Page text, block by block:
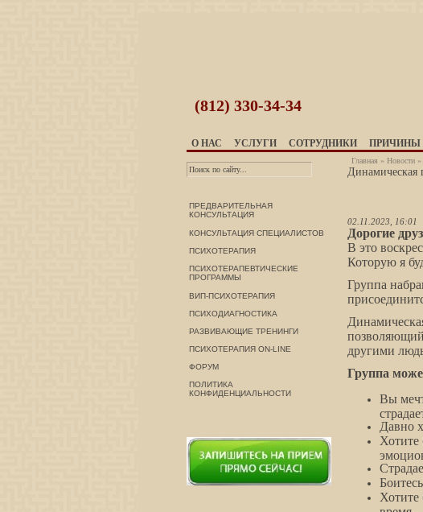
(812) 330-34-34
О НАС УСЛУГИ СОТРУДНИКИ ПРИЧИНЫ
ПРЕДВАРИТЕЛЬНАЯ
КОНСУЛЬТАЦИЯ
КОНСУЛЬТАЦИЯ СПЕЦИАЛИСТОВ
ПСИХОТЕРАПИЯ
ПСИХОТЕРАПЕВТИЧЕСКИЕ
ПРОГРАММЫ
ВИП-ПСИХОТЕРАПИЯ
ПСИХОДИАГНОСТИКА
РАЗВИВАЮЩИЕ ТРЕНИНГИ
ПСИХОТЕРАПИЯ ON-LINE
ФОРУМ
ПОЛИТИКА
КОНФИДЕНЦИАЛЬНОСТИ
Главная » Новости »
Динамическая
02.11.2023, 16:01
Дорогие
В это
Которую я
Группа
другими
Группа
Вы
Давно
Хотите
Хотите